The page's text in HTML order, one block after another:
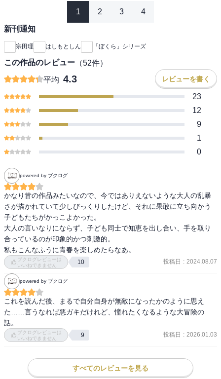
1 2 3 4
新刊通知
宗田理 はしもとしん 「ぼくら」シリーズ
この作品のレビュー （52件）
平均 4.3 レビューを書く
23
12
9
1
0
powered by ブクログ
かなり昔の作品みたいなので、今ではありえないような大人の乱暴
さが描かれていて少しびっくりしたけど、それに果敢に立ち向かう
子どもたちがかっこよかった。
大人の言いなりにならず、子ども同士で知恵を出し合い、手を取り
合っているのが印象的かつ刺激的。
私もこんなふうに青春を楽しめたらなあ。
ブクログレビューは
いいねできません
10 投稿日 : 2024.08.07
powered by ブクログ
これを読んだ後、まるで自分自身が無敵になったかのように思え
た……言うなれば悪ガキだけれど、憧れたくなるような大冒険の
話。
ブクログレビューは
いいねできません
9 投稿日 : 2026.01.03
すべてのレビューを見る